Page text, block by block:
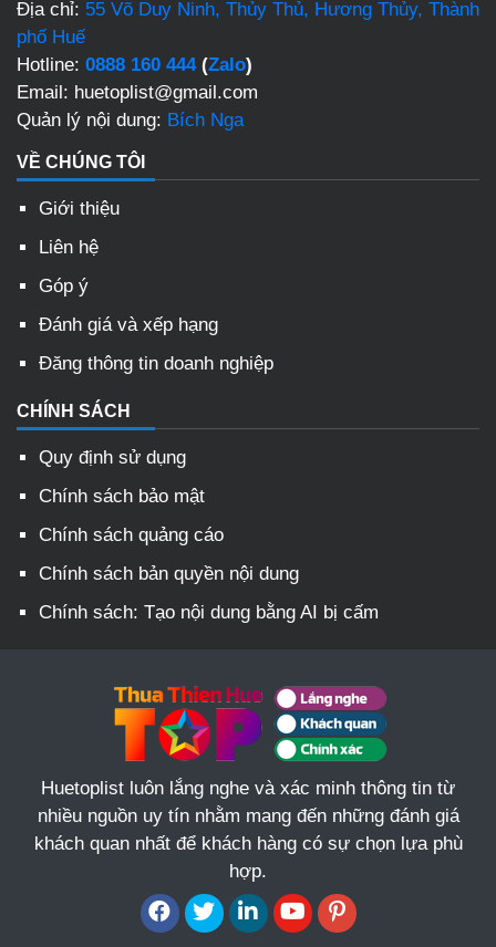
Địa chỉ: 55 Võ Duy Ninh, Thủy Thủ, Hương Thủy, Thành
phố Huế
Hotline: 0888 160 444(Zalo)
Email: huetoplist@gmail.com
Quản lý nội dung: Bích Nga
VỀ CHÚNG TÔI
Giới thiệu
Liên hệ
Góp ý
Đánh giá và xếp hạng
Đăng thông tin doanh nghiệp
CHÍNH SÁCH
Quy định sử dụng
Chính sách bảo mật
Chính sách quảng cáo
Chính sách bản quyền nội dung
Chính sách: Tạo nội dung bằng AI bị cấm
Huetoplist luôn lắng nghe và xác minh thông tin từ
nhiều nguồn uy tín nhằm mang đến những đánh giá
khách quan nhất để khách hàng có sự chọn lựa phù
hợp.